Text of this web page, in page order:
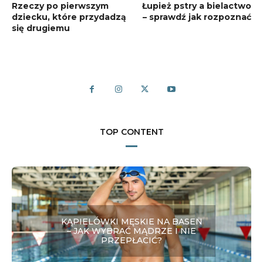
Rzeczy po pierwszym
dziecku, które przydadzą
się drugiemu
Łupież pstry a bielactwo
– sprawdź jak rozpoznać
TOP CONTENT
KĄPIELÓWKI MĘSKIE NA BASEN
– JAK WYBRAĆ MĄDRZE I NIE
PRZEPŁACIĆ?